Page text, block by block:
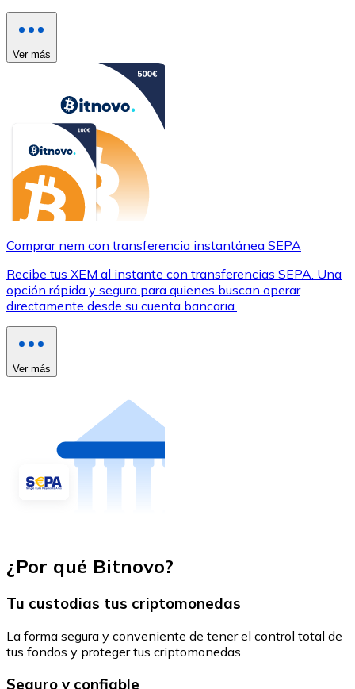
Ver más
Comprar nem con transferencia instantánea SEPA
Recibe tus XEM al instante con transferencias SEPA. Una
opción rápida y segura para quienes buscan operar
directamente desde su cuenta bancaria.
Ver más
¿Por qué Bitnovo?
Tu custodias tus criptomonedas
La forma segura y conveniente de tener el control total de
tus fondos y proteger tus criptomonedas.
Seguro y confiable